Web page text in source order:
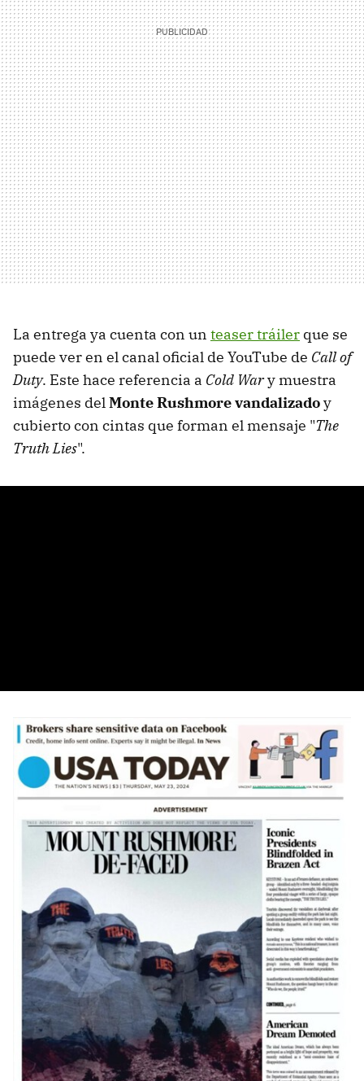
La entrega ya cuenta con un teaser tráiler que se
puede ver en el canal oficial de YouTube de Call of
Duty. Este hace referencia a Cold Wary muestra
imágenes delMonte Rushmore vandalizadoy
cubierto con cintas que forman el mensaje "The
Truth Lies".